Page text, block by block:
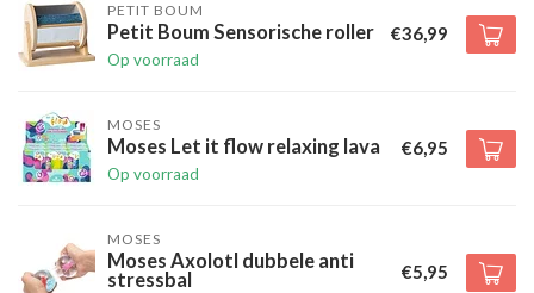
PETIT BOUM
Petit Boum Sensorische roller
Op voorraad
€36,99
MOSES
Moses Let it flow relaxing lava
Op voorraad
€6,95
MOSES
Moses Axolotl dubbele anti
stressbal
€5,95